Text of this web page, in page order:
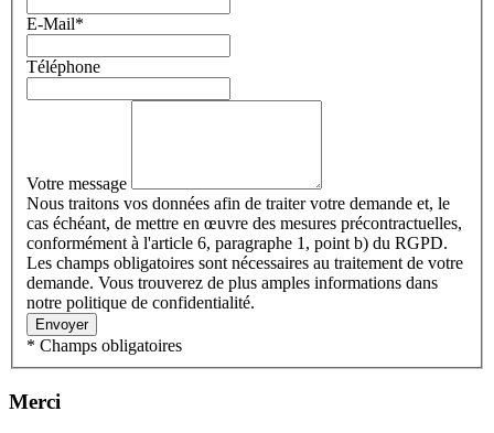
E-Mail*
Téléphone
Votre message
Nous traitons vos données afin de traiter votre demande et, le
cas échéant, de mettre en œuvre des mesures précontractuelles,
conformément à l'article 6, paragraphe 1, point b) du RGPD.
Les champs obligatoires sont nécessaires au traitement de votre
demande. Vous trouverez de plus amples informations dans
notre politique de confidentialité.
Envoyer
* Champs obligatoires
Merci